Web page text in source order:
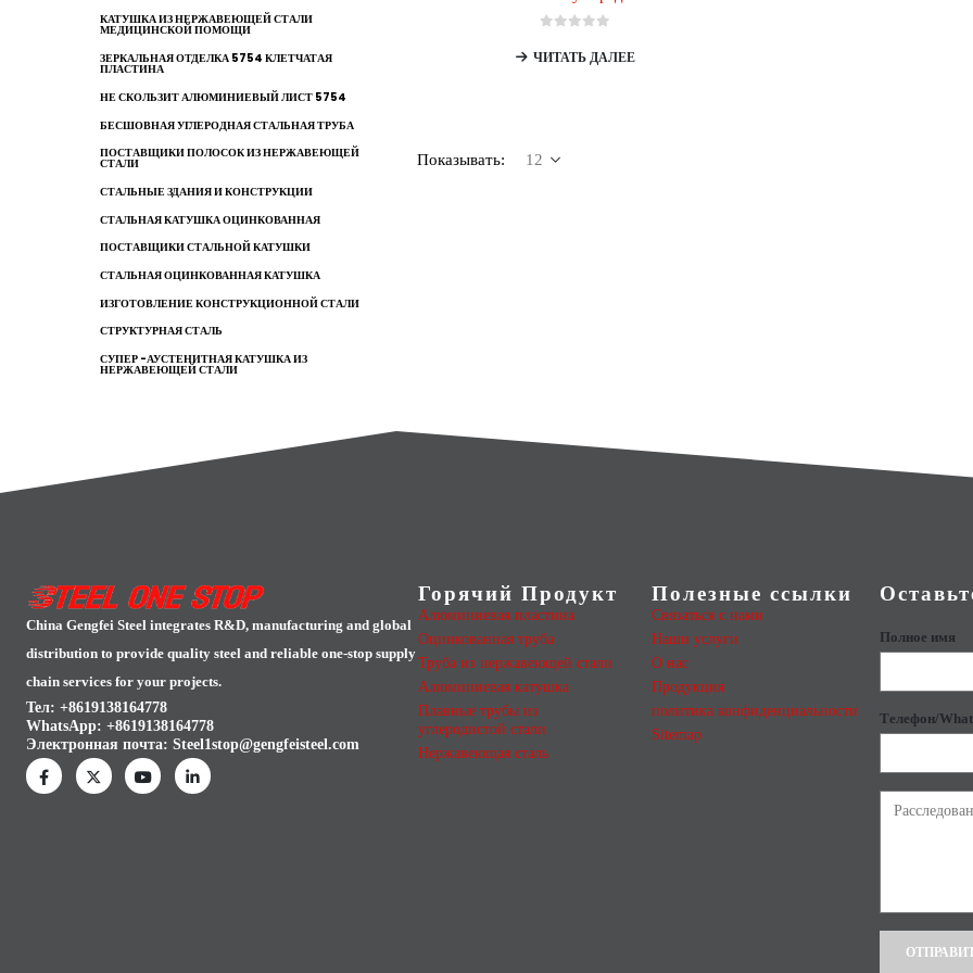
ЧИТАТЬ ДАЛЕЕ
Показывать:
КАТУШКА ИЗ НЕРЖАВЕЮЩЕЙ СТАЛИ
МЕДИЦИНСКОЙ ПОМОЩИ
ЗЕРКАЛЬНАЯ ОТДЕЛКА 5754 КЛЕТЧАТАЯ
ПЛАСТИНА
НЕ СКОЛЬЗИТ АЛЮМИНИЕВЫЙ ЛИСТ 5754
БЕСШОВНАЯ УГЛЕРОДНАЯ СТАЛЬНАЯ ТРУБА
ПОСТАВЩИКИ ПОЛОСОК ИЗ НЕРЖАВЕЮЩЕЙ
СТАЛИ
СТАЛЬНЫЕ ЗДАНИЯ И КОНСТРУКЦИИ
СТАЛЬНАЯ КАТУШКА ОЦИНКОВАННАЯ
ПОСТАВЩИКИ СТАЛЬНОЙ КАТУШКИ
СТАЛЬНАЯ ОЦИНКОВАННАЯ КАТУШКА
ИЗГОТОВЛЕНИЕ КОНСТРУКЦИОННОЙ СТАЛИ
СТРУКТУРНАЯ СТАЛЬ
СУПЕР -АУСТЕНИТНАЯ КАТУШКА ИЗ
НЕРЖАВЕЮЩЕЙ СТАЛИ
China Gengfei Steel integrates R&D, manufacturing and global
distribution to provide quality steel and reliable one-stop supply
chain services for your projects.
Тел: +8619138164778
WhatsApp: +8619138164778
Электронная почта: Steel1stop@gengfeisteel.com
Горячий Продукт
Алюминиевая пластина
Оцинкованная труба
Труба из нержавеющей стали
Алюминиевая катушка
Плавные трубы из
углеродистой стали
Нержавеющая сталь
Полезные ссылки
Связаться с нами
Наши услуги
О нас
Продукция
политика конфиденциальности
Sitemap
Полное имя
Телефон/